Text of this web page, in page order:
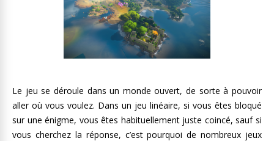
Le jeu se déroule dans un monde ouvert, de sorte à pouvoir
aller où vous voulez. Dans un jeu linéaire, si vous êtes bloqué
sur une énigme, vous êtes habituellement juste coincé, sauf si
vous cherchez la réponse, c’est pourquoi de nombreux jeux